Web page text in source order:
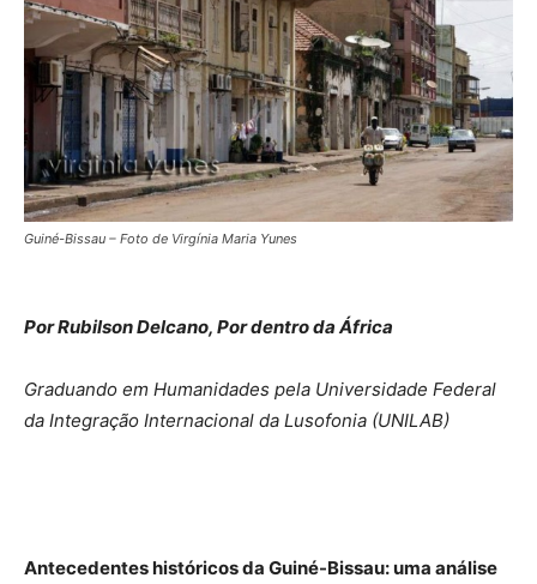
Guiné-Bissau – Foto de Virgínia Maria Yunes
Por Rubilson Delcano, Por dentro da África
Graduando em Humanidades pela Universidade Federal
da Integração Internacional da Lusofonia (UNILAB)
Antecedentes históricos da Guiné-Bissau: uma análise